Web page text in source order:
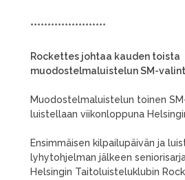
**********************
Rockettes johtaa kauden toista
muodostelmaluistelun SM-
Muodostelmaluistelun toinen
luistellaan viikonloppuna
Ensimmäisen kilpailupäivän ja
lyhytohjelman jälkeen
Helsingin Taitoluisteluklubin